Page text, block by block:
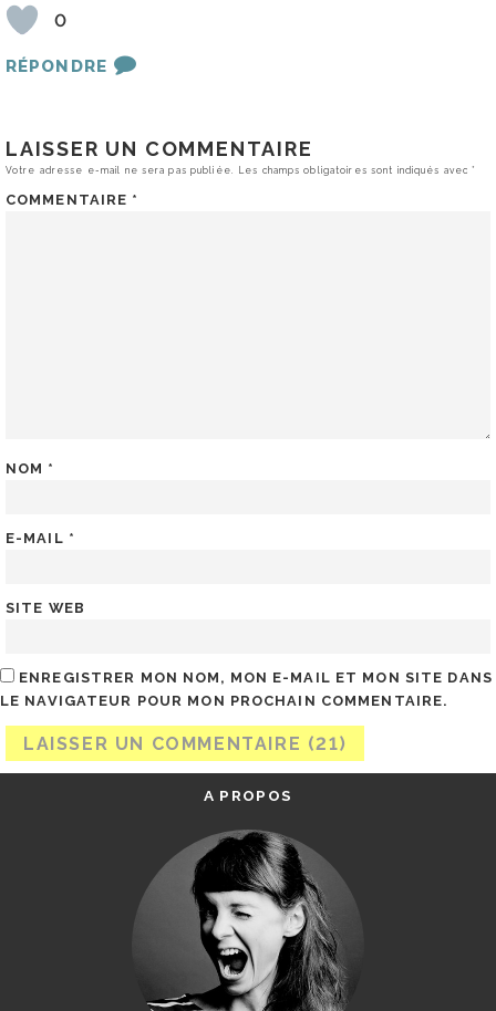
0
RÉPONDRE
LAISSER UN COMMENTAIRE
Votre adresse e-mail ne sera pas publiée. Les champs obligatoires sont indiqués avec*
COMMENTAIRE *
NOM *
E-MAIL *
SITE WEB
ENREGISTRER MON NOM, MON E-MAIL ET MON SITE DANS
LE NAVIGATEUR POUR MON PROCHAIN COMMENTAIRE.
A PROPOS